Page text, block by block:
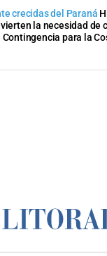
crecidas del Paraná
la necesidad de
Contingencia para la